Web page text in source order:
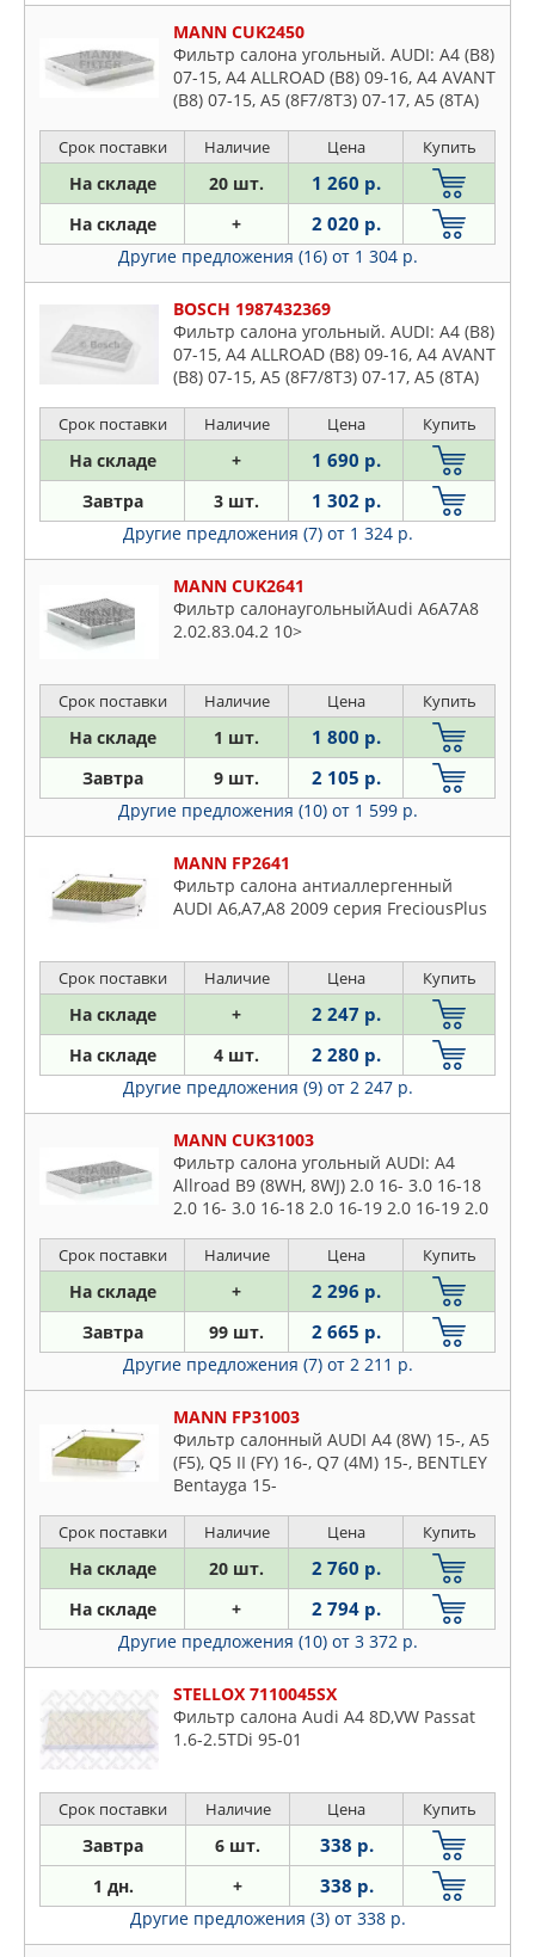
MANN CUK2450
Фильтр салона угольный. AUDI: A4 (B8)
07-15, A4 ALLROAD (B8) 09-16, A4 AVANT
(B8) 07-15, A5 (8F7/8T3) 07-17, A5 (8TA)
Срок поставки Наличие Цена Купить
На складе 20 шт. 1 260 р.
На складе + 2 020 р.
Другие предложения (16) от 1 304 р.
BOSCH 1987432369
Фильтр салона угольный. AUDI: A4 (B8)
07-15, A4 ALLROAD (B8) 09-16, A4 AVANT
(B8) 07-15, A5 (8F7/8T3) 07-17, A5 (8TA)
Срок поставки Наличие Цена Купить
На складе + 1 690 р.
Завтра 3 шт. 1 302 р.
Другие предложения (7) от 1 324 р.
MANN CUK2641
Фильтр салонаугольныйAudi A6A7A8
2.02.83.04.2 10>
Срок поставки Наличие Цена Купить
На складе 1 шт. 1 800 р.
Завтра 9 шт. 2 105 р.
Другие предложения (10) от 1 599 р.
MANN FP2641
Фильтр салона антиаллергенный
AUDI A6,A7,A8 2009 серия FreciousPlus
Срок поставки Наличие Цена Купить
На складе + 2 247 р.
На складе 4 шт. 2 280 р.
Другие предложения (9) от 2 247 р.
MANN CUK31003
Фильтр салона угольный AUDI: A4
Allroad B9 (8WH, 8WJ) 2.0 16- 3.0 16-18
2.0 16- 3.0 16-18 2.0 16-19 2.0 16-19 2.0
19 3.0 18
Срок поставки Наличие Цена Купить
На складе + 2 296 р.
Завтра 99 шт. 2 665 р.
Другие предложения (7) от 2 211 р.
MANN FP31003
Фильтр салонный AUDI A4 (8W) 15-, A5
(F5), Q5 II (FY) 16-, Q7 (4M) 15-, BENTLEY
Bentayga 15-
Срок поставки Наличие Цена Купить
На складе 20 шт. 2 760 р.
На складе + 2 794 р.
Другие предложения (10) от 3 372 р.
STELLOX 7110045SX
Фильтр салона Audi A4 8D,VW Passat
1.6-2.5TDi 95-01
Срок поставки Наличие Цена Купить
Завтра 6 шт. 338 р.
1 дн. + 338 р.
Другие предложения (3) от 338 р.